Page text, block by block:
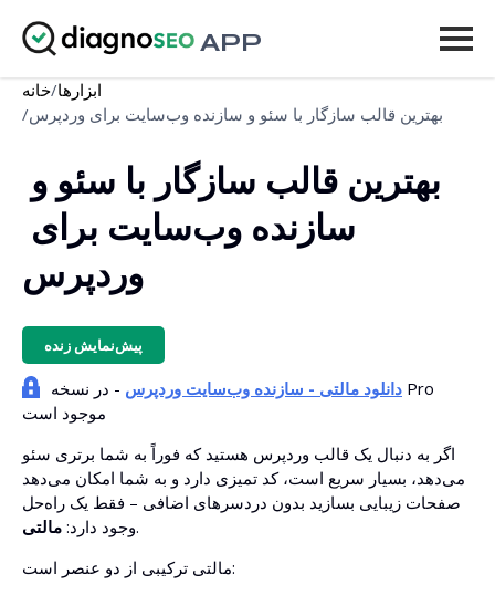
APP
ابزارها
بیشتر
خانه/ابزارها
/بهترین قالب سازگار با سئو و سازنده وب‌سایت برای وردپرس
وردپرس
پیش‌نمایش زنده
دانلود مالتی - سازنده وب‌سایت وردپرس - در نسخه Pro
موجود است
اگر به دنبال یک قالب وردپرس هستید که فوراً به شما برتری سئو
می‌دهد، بسیار سریع است، کد تمیزی دارد و به شما امکان می‌دهد
صفحات زیبایی بسازید بدون دردسرهای اضافی – فقط یک راه‌حل
وجود دارد: مالتی
.
مالتی ترکیبی از دو عنصر است: